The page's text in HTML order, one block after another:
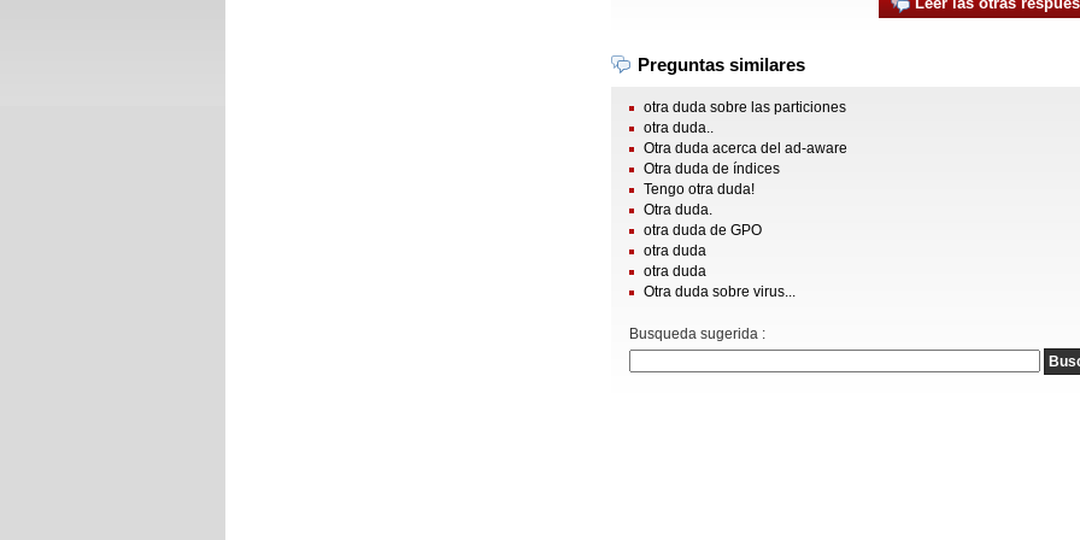
Preguntas similares
otra duda sobre las particiones
otra duda..
Otra duda acerca del ad-aware
Otra duda de índices
Tengo otra duda!
Otra duda.
otra duda de GPO
otra duda
otra duda
Otra duda sobre virus...
Busqueda sugerida :